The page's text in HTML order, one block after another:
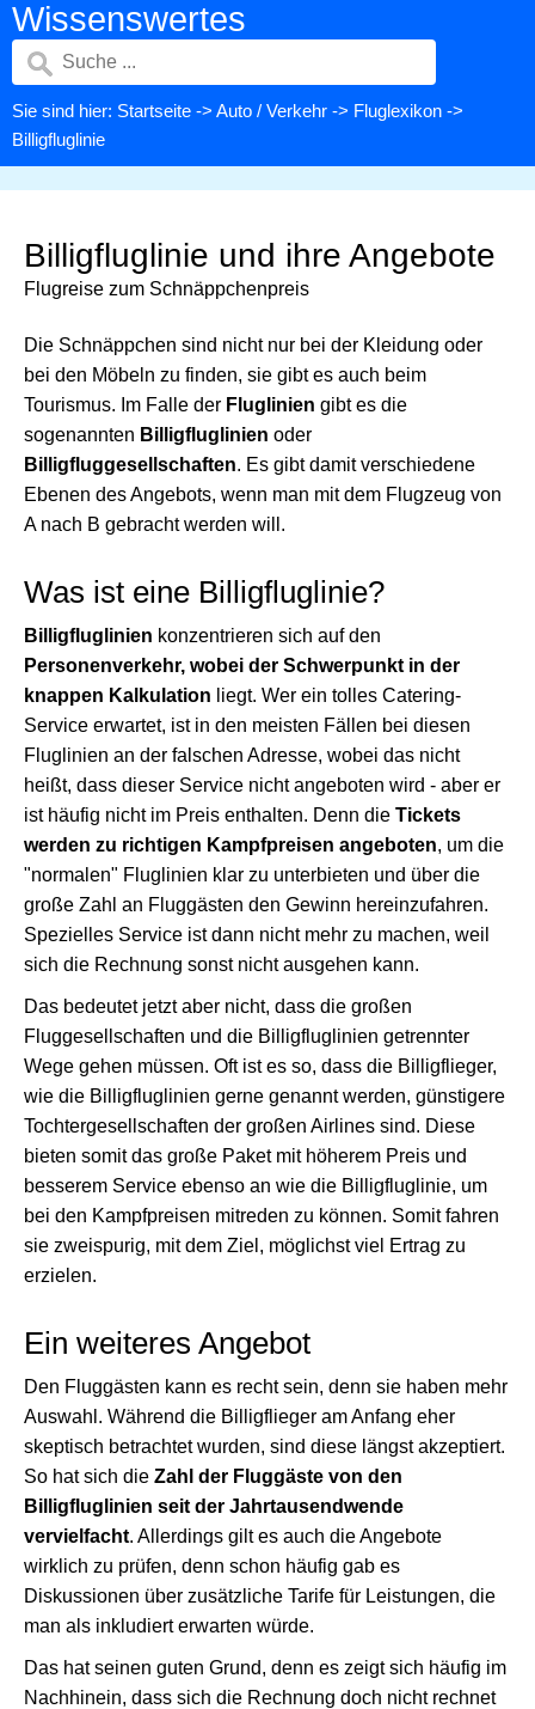
Wissenswertes
Sie sind hier: Startseite -> Auto / Verkehr -> Fluglexikon ->
Billigfluglinie
Billigfluglinie und ihre Angebote
Flugreise zum Schnäppchenpreis
Die Schnäppchen sind nicht nur bei der Kleidung oder
bei den Möbeln zu finden, sie gibt es auch beim
Tourismus. Im Falle der Fluglinien gibt es die
sogenannten Billigfluglinien oder
Billigfluggesellschaften. Es gibt damit verschiedene
Ebenen des Angebots, wenn man mit dem Flugzeug von
A nach B gebracht werden will.
Was ist eine Billigfluglinie?
Billigfluglinien konzentrieren sich auf den
Personenverkehr, wobei der Schwerpunkt in der
knappen Kalkulation liegt. Wer ein tolles Catering-
Service erwartet, ist in den meisten Fällen bei diesen
Fluglinien an der falschen Adresse, wobei das nicht
heißt, dass dieser Service nicht angeboten wird - aber er
ist häufig nicht im Preis enthalten. Denn die Tickets
werden zu richtigen Kampfpreisen angeboten, um die
"normalen" Fluglinien klar zu unterbieten und über die
große Zahl an Fluggästen den Gewinn hereinzufahren.
Spezielles Service ist dann nicht mehr zu machen, weil
sich die Rechnung sonst nicht ausgehen kann.
Das bedeutet jetzt aber nicht, dass die großen
Fluggesellschaften und die Billigfluglinien getrennter
Wege gehen müssen. Oft ist es so, dass die Billigflieger,
wie die Billigfluglinien gerne genannt werden, günstigere
Tochtergesellschaften der großen Airlines sind. Diese
bieten somit das große Paket mit höherem Preis und
besserem Service ebenso an wie die Billigfluglinie, um
bei den Kampfpreisen mitreden zu können. Somit fahren
sie zweispurig, mit dem Ziel, möglichst viel Ertrag zu
erzielen.
Ein weiteres Angebot
Den Fluggästen kann es recht sein, denn sie haben mehr
Auswahl. Während die Billigflieger am Anfang eher
skeptisch betrachtet wurden, sind diese längst akzeptiert.
So hat sich die Zahl der Fluggäste von den
Billigfluglinien seit der Jahrtausendwende
vervielfacht. Allerdings gilt es auch die Angebote
wirklich zu prüfen, denn schon häufig gab es
Diskussionen über zusätzliche Tarife für Leistungen, die
man als inkludiert erwarten würde.
Das hat seinen guten Grund, denn es zeigt sich häufig im
Nachhinein, dass sich die Rechnung doch nicht rechnet